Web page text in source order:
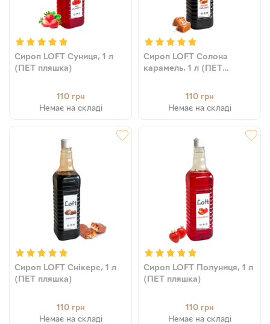
Сироп LOFT Суниця, 1 л
(ПЕТ пляшка)
110 грн
Немає на складі
Сироп LOFT Солона
карамель, 1 л (ПЕТ
110 грн
Немає на складі
Сироп LOFT Снікерс, 1 л
(ПЕТ пляшка)
110 грн
Немає на складі
Сироп LOFT Полуниця, 1 л
(ПЕТ пляшка)
110 грн
Немає на складі